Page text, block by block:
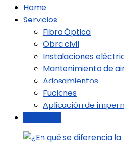
FIBRA
Home
Servicios
Fibra Óptica
Obra civil
Instalaciones
Mantenimiento de
Adosamientos
Fuciones
Aplicación de